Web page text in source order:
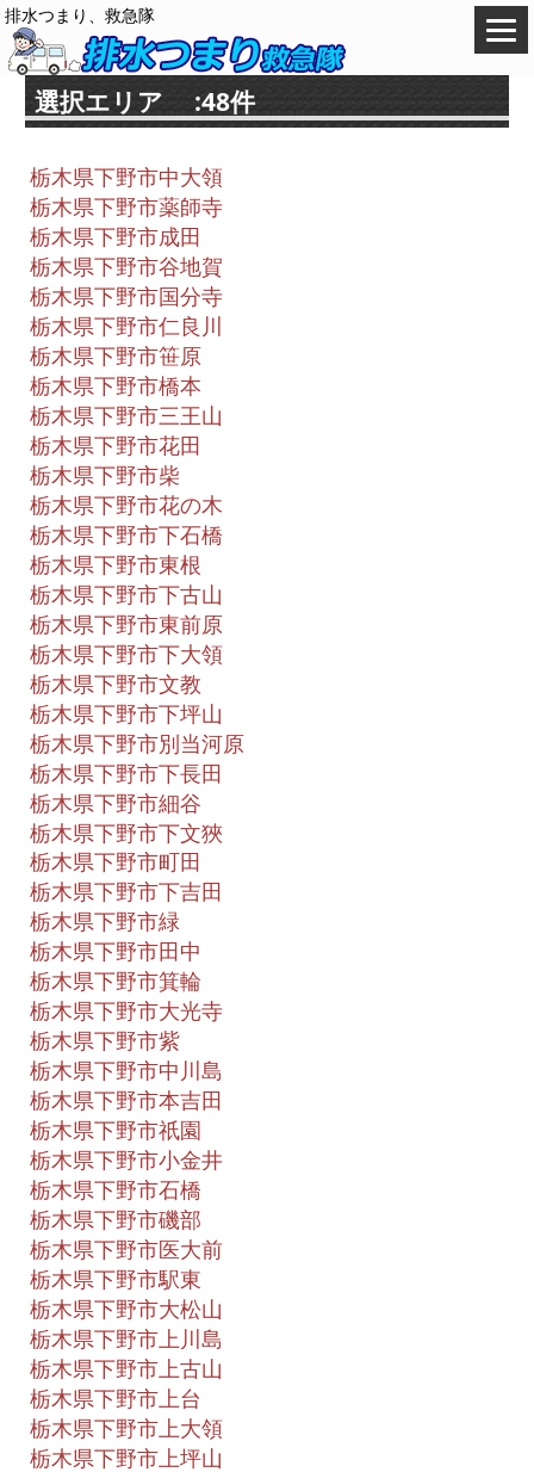
排水つまり、救急隊
選択エリア :48件
栃木県下野市中大領
栃木県下野市薬師寺
栃木県下野市成田
栃木県下野市谷地賀
栃木県下野市国分寺
栃木県下野市仁良川
栃木県下野市笹原
栃木県下野市橋本
栃木県下野市三王山
栃木県下野市花田
栃木県下野市柴
栃木県下野市花の木
栃木県下野市下石橋
栃木県下野市東根
栃木県下野市下古山
栃木県下野市東前原
栃木県下野市下大領
栃木県下野市文教
栃木県下野市下坪山
栃木県下野市別当河原
栃木県下野市下長田
栃木県下野市細谷
栃木県下野市下文狹
栃木県下野市町田
栃木県下野市下吉田
栃木県下野市緑
栃木県下野市田中
栃木県下野市箕輪
栃木県下野市大光寺
栃木県下野市紫
栃木県下野市中川島
栃木県下野市本吉田
栃木県下野市祇園
栃木県下野市小金井
栃木県下野市石橋
栃木県下野市磯部
栃木県下野市医大前
栃木県下野市駅東
栃木県下野市大松山
栃木県下野市上川島
栃木県下野市上古山
栃木県下野市上台
栃木県下野市上大領
栃木県下野市上坪山